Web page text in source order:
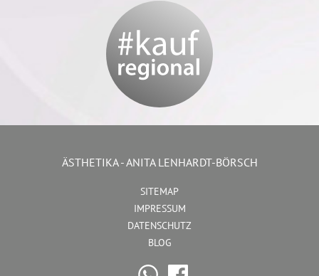
ÄSTHETIKA - ANITA LENHARDT-BÖRSCH
SITEMAP
IMPRESSUM
DATENSCHUTZ
BLOG